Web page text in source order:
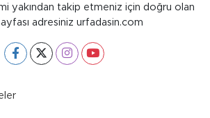
yakından takip etmeniz için doğru olan
adresiniz urfadasin.com